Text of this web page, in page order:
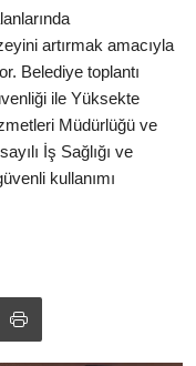
artırmak amacıyla
Belediye toplantı
ile Yüksekte
Müdürlüğü ve
İş Sağlığı ve
kullanımı